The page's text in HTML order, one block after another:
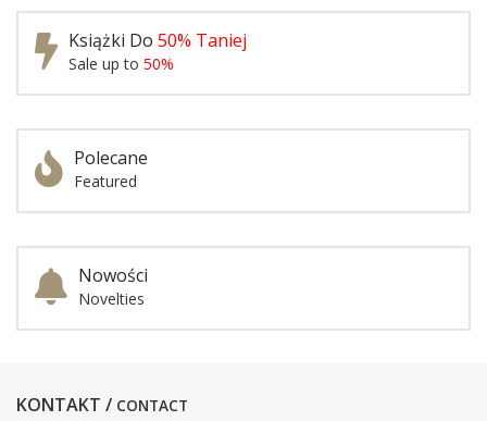
Książki Do 50% Taniej
Sale up to 50%
Polecane
Featured
Nowości
Novelties
KONTAKT / CONTACT